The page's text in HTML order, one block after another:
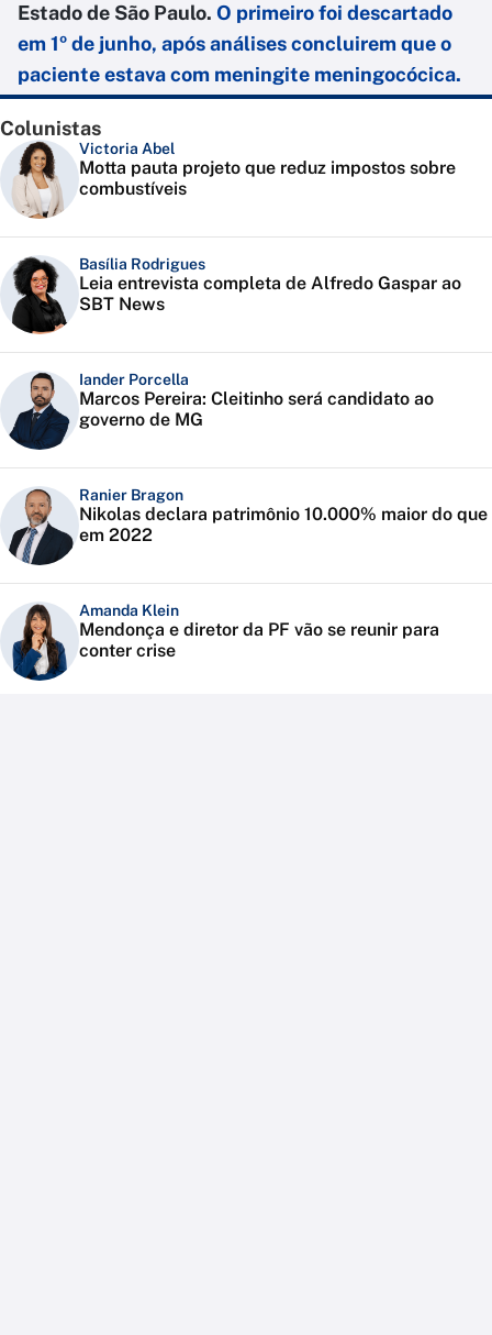
Estado de São Paulo. O primeiro foi descartado
em 1º de junho, após análises concluirem que o
paciente estava com meningite meningocócica.
Colunistas
Victoria Abel
Motta pauta projeto que reduz impostos sobre
combustíveis
Basília Rodrigues
Leia entrevista completa de Alfredo Gaspar ao
SBT News
Iander Porcella
Marcos Pereira: Cleitinho será candidato ao
governo de MG
Ranier Bragon
Nikolas declara patrimônio 10.000% maior do que
em 2022
Amanda Klein
Mendonça e diretor da PF vão se reunir para
conter crise